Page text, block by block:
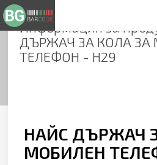
Информация за
ДЪРЖАЧ ЗА КОЛА ЗА
ТЕЛЕФОН - Н29
НАЙС ДЪРЖАЧ
МОБИЛЕН
Общи
Декларация за